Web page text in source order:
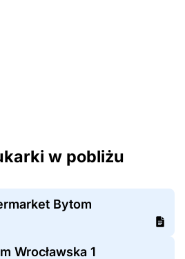
w pobliżu
Bytom
Wrocławska 1